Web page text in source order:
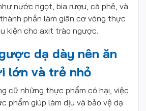
nước ngọt, bia rượu, cà phê, và
phần làm giãn cơ vòng thực
kiện cho axit trào ngược.
dạ dày nên ăn
lớn và trẻ nhỏ
cữ những thực phẩm có hại, việc
phẩm giúp làm dịu và bảo vệ dạ